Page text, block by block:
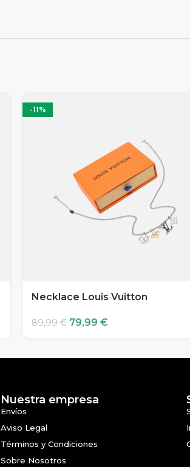
-11%
Necklace Louis Vuitton
89,99€ 79,99 €
Nuestra empresa
Envíos
Aviso Legal
Términos y Condiciones
Sobre Nosotros